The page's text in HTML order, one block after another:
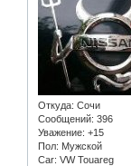
Откуда: Сочи
Сообщений: 396
Уважение: +15
Пол: Мужской
Car: VW Touareg